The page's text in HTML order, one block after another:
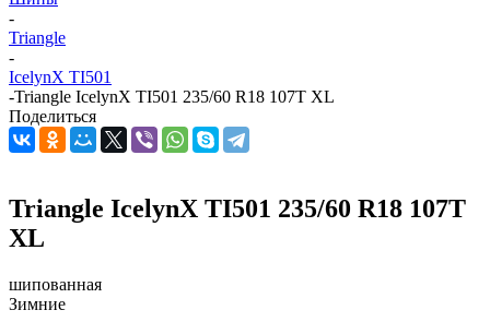
-
Triangle
-
IcelynX TI501
-Triangle IcelynX TI501 235/60 R18 107T XL
Поделиться
Triangle IcelynX TI501 235/60 R18 107T
XL
шипованная
Зимние